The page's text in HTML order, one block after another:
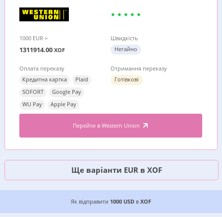
1000 EUR =
1311914.00 XOF
Швидкість
Негайно
Оплата переказу
Кредитна картка
Plaid
SOFORT
Google Pay
WU Pay
Apple Pay
Отримання переказу
Готівкові
Перейти в Western Union
Ще варіанти EUR в XOF
4 ДЕШЕВИХ ВАРІАНТИ, ДЕ ВИГІДНІШЕ
Як відправити 1000 USD в XOF